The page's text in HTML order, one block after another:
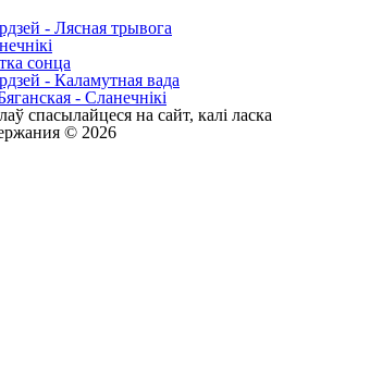
- Лясная трывога
сонца
- Каламутная вада
- Сланечнікі
спасылайцеся на сайт, калі ласка
© 2026